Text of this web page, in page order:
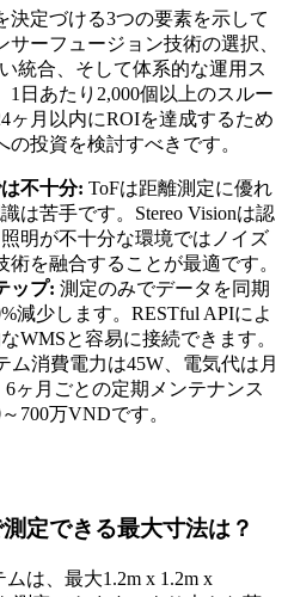
決定づける3つの要素を示して
ーフュージョン技術の選択、
統合、そして体系的な運用ス
日あたり2,000個以上のスルー
ヶ月以内にROIを達成するため
投資を検討すべきです。
不十分: ToFは距離測定に優れ
は苦手です。Stereo Visionは認
明が不十分な環境ではノイズ
を融合することが最適です。
ップ: 測定のみでデータを同期
減少します。RESTful APIによ
WMSと容易に接続できます。
ム消費電力は45W、電気代は月
ヶ月ごとの定期メンテナンス
700万VNDです。
定できる最大寸法は？
は、最大1.2m x 1.2m x